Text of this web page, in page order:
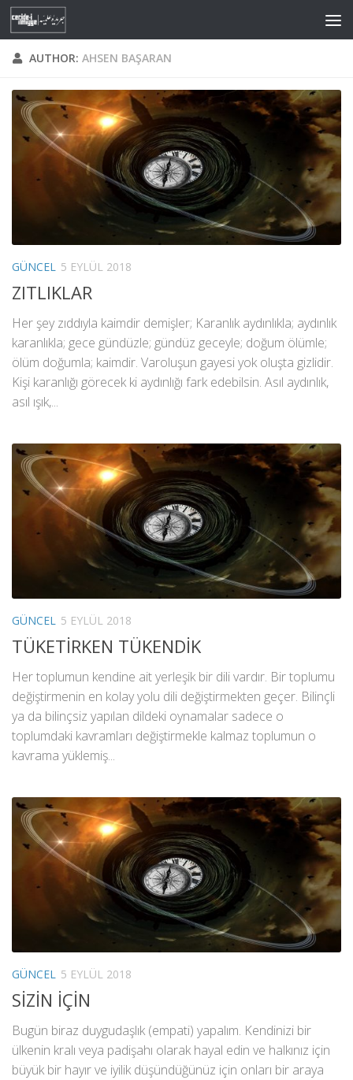
Skip to content
AUTHOR: AHSEN BAŞARAN
GÜNCEL 5 EYLÜL 2018
ZITLIKLAR
Her şey zıddıyla kaimdir demişler; Karanlık aydınlıkla; aydınlık
karanlıkla; gece gündüzle; gündüz geceyle; doğum ölümle;
ölüm doğumla; kaimdir. Varoluşun gayesi yok oluşta gizlidir.
Kişi karanlığı görecek ki aydınlığı fark edebilsin. Asıl aydınlık,
asıl ışık,...
GÜNCEL 5 EYLÜL 2018
TÜKETİRKEN TÜKENDİK
Her toplumun kendine ait yerleşik bir dili vardır. Bir toplumu
değiştirmenin en kolay yolu dili değiştirmekten geçer. Bilinçli
ya da bilinçsiz yapılan dildeki oynamalar sadece o
toplumdaki kavramları değiştirmekle kalmaz toplumun o
kavrama yüklemiş...
GÜNCEL 5 EYLÜL 2018
SİZİN İÇİN
Bugün biraz duygudaşlık (empati) yapalım. Kendinizi bir
ülkenin kralı veya padişahı olarak hayal edin ve halkınız için
büyük bir hayır ve iyilik düşündüğünüz için onları bir araya